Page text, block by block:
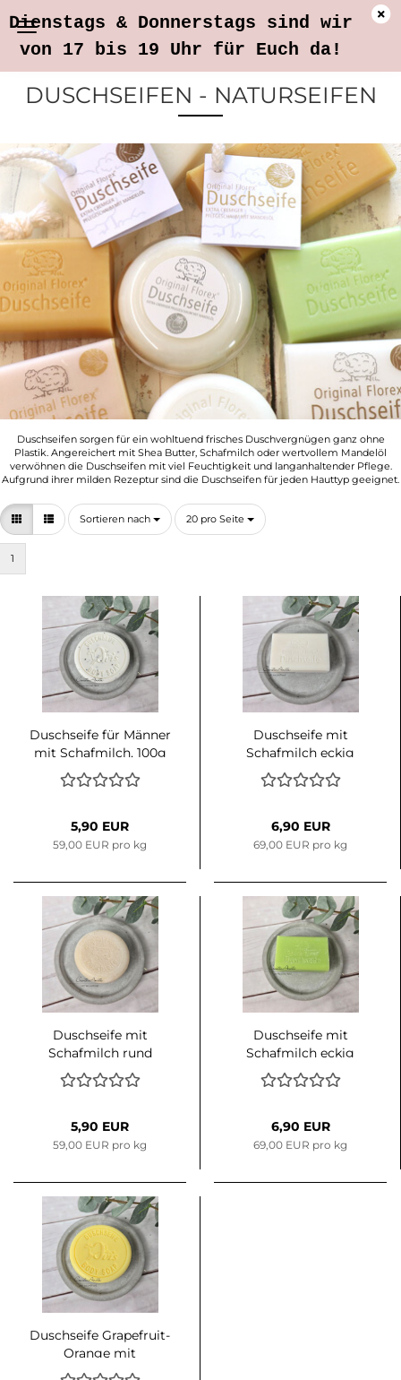
Dienstags & Donnerstags sind wir
von 17 bis 19 Uhr für Euch da!
DUSCHSEIFEN - NATURSEIFEN
Duschseifen sorgen für ein wohltuend frisches Duschvergnügen ganz ohne
Plastik. Angereichert mit Shea Butter, Schafmilch oder wertvollem Mandelöl
verwöhnen die Duschseifen mit viel Feuchtigkeit und langanhaltender Pflege.
Aufgrund ihrer milden Rezeptur sind die Duschseifen für jeden Hauttyp geeignet.
Sortieren nach
Sortieren nach 20 pro Seite
pro Seite
1
Duschseife für Männer
mit Schafmilch, 100g
5,90 EUR
59,00 EUR pro kg
Duschseife mit
Schafmilch eckig
Schneerose, 100g
6,90 EUR
69,00 EUR pro kg
Duschseife mit
Schafmilch rund
Mandelöl, 100g
5,90 EUR
59,00 EUR pro kg
Duschseife mit
Schafmilch eckig
Eisenkraut, 100g
6,90 EUR
69,00 EUR pro kg
Duschseife Grapefruit-
Orange mit
Schafmilch, 100g